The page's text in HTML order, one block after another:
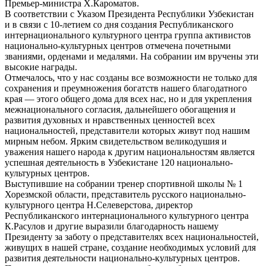
Премьер-министра Х.Кароматов.
В соответствии с Указом Президента Республики Узбекистан
и в связи с 10-летием со дня создания Республиканского
интернационального культурного центра группа активистов
национально-культурных центров отмечена почетными
званиями, орденами и медалями. На собрании им вручены эти
высокие награды.
Отмечалось, что у нас созданы все возможности не только для
сохранения и преумножения богатств нашего благодатного
края — этого общего дома для всех нас, но и для укрепления
межнационального согласия, дальнейшего обогащения и
развития духовных и нравственных ценностей всех
национальностей, представители которых живут под нашим
мирным небом. Ярким свидетельством великодушия и
уважения нашего народа к другим национальностям является
успешная деятельность в Узбекистане 120 национально-
культурных центров.
Выступившие на собрании тренер спортивной школы № 1
Хорезмской области, представитель русского национально-
культурного центра Н.Селеверстова, директор
Республиканского интернационального культурного центра
К.Расулов и другие выразили благодарность нашему
Президенту за заботу о представителях всех национальностей,
живущих в нашей стране, создание необходимых условий для
развития деятельности национально-культурных центров.